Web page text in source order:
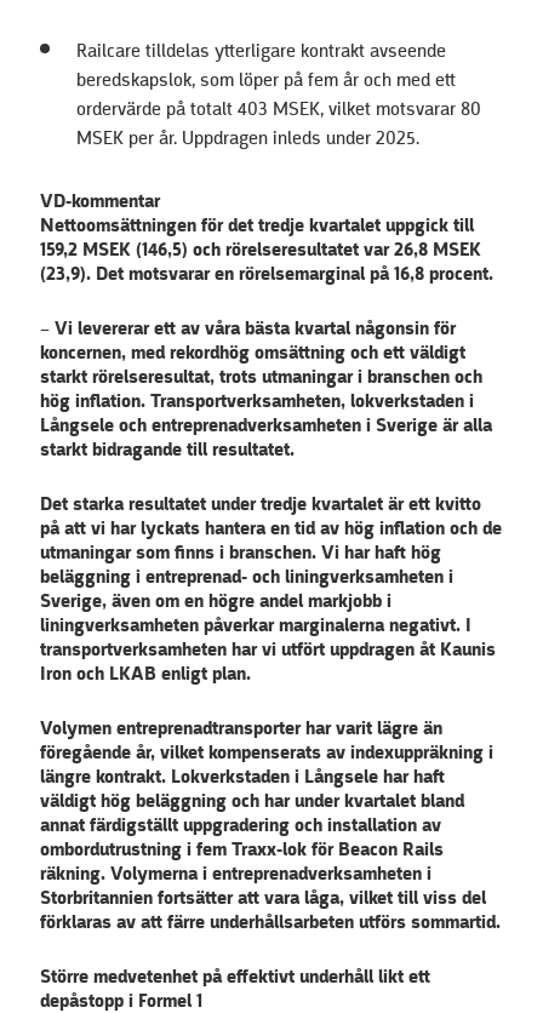
Railcare tilldelas ytterligare kontrakt avseende
beredskapslok, som löper på fem år och med ett
ordervärde på totalt 403 MSEK, vilket motsvarar 80
MSEK per år. Uppdragen inleds under 2025.
VD-kommentar
Nettoomsättningen för det tredje kvartalet uppgick till
159,2 MSEK (146,5) och rörelseresultatet var 26,8 MSEK
(23,9). Det motsvarar en rörelsemarginal på 16,8 procent.
– Vi levererar ett av våra bästa kvartal någonsin för
koncernen, med rekordhög omsättning och ett väldigt
starkt rörelseresultat, trots utmaningar i branschen och
hög inflation. Transportverksamheten, lokverkstaden i
Långsele och entreprenadverksamheten i Sverige är alla
starkt bidragande till resultatet.
Det starka resultatet under tredje kvartalet är ett kvitto
på att vi har lyckats hantera en tid av hög inflation och de
utmaningar som finns i branschen. Vi har haft hög
beläggning i entreprenad- och liningverksamheten i
Sverige, även om en högre andel markjobb i
liningverksamheten påverkar marginalerna negativt. I
transportverksamheten har vi utfört uppdragen åt Kaunis
Iron och LKAB enligt plan.
Volymen entreprenadtransporter har varit lägre än
föregående år, vilket kompenserats av indexuppräkning i
längre kontrakt. Lokverkstaden i Långsele har haft
väldigt hög beläggning och har under kvartalet bland
annat färdigställt uppgradering och installation av
ombordutrustning i fem Traxx-lok för Beacon Rails
räkning. Volymerna i entreprenadverksamheten i
Storbritannien fortsätter att vara låga, vilket till viss del
förklaras av att färre underhållsarbeten utförs sommartid.
Större medvetenhet på effektivt underhåll likt ett
depåstopp i Formel 1